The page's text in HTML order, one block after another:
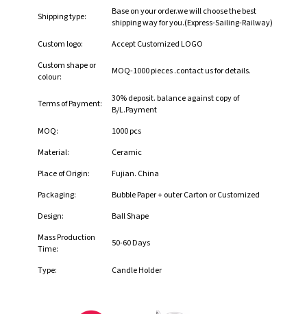
Shipping type:
Base on your order.we will choose the best
shipping way for you.(Express-Sailing-Railway)
Custom logo:
Accept Customized LOGO
Custom shape or
colour:
MOQ-1000 pieces .contact us for details.
Terms of Payment:
30% deposit. balance against copy of
B/L.Payment
MOQ:
1000 pcs
Material:
Ceramic
Place of Origin:
Fujian. China
Packaging:
Bubble Paper + outer Carton or Customized
Design:
Ball Shape
Mass Production
Time:
50-60 Days
Type: Candle Holder